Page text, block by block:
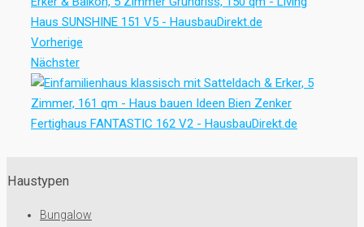
Vorherige
Nächster
Haustypen
Bungalow